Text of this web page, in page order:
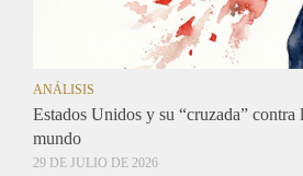
ANÁLISIS
Estados Unidos y su “cruzada” contra
mundo
29 DE JULIO DE 2026